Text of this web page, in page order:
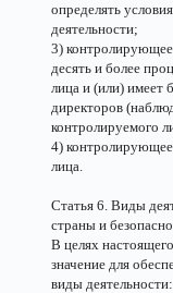
определять
деятельности;
3) контролирующее
десять и более
лица и (или) имеет
директоров
контролируемого
4)
лица.
Статья 6. Виды
страны и
В целях
значение для
виды деятельности: